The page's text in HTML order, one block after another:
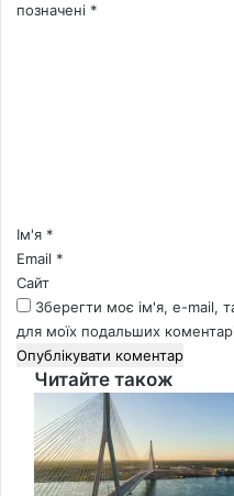
позначені *
*Ім'я *
Email *
Сайт
Зберегти моє ім'я, e-mail,
для моїх подальших
Читайте також